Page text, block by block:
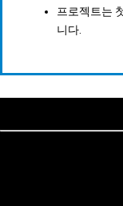
프로젝트는
니다.